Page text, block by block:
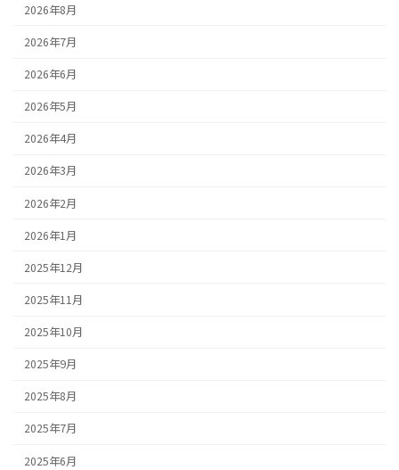
2026年8月
2026年7月
2026年6月
2026年5月
2026年4月
2026年3月
2026年2月
2026年1月
2025年12月
2025年11月
2025年10月
2025年9月
2025年8月
2025年7月
2025年6月